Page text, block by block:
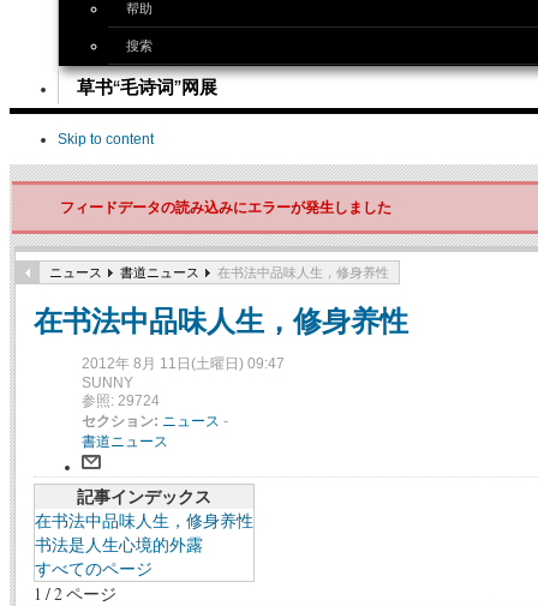
帮助
搜索
草书“毛诗词”网展
Skip to content
フィードデータの読み込みにエラーが発生しました
ニュース 書道ニュース 在书法中品味人生，修身养性
在书法中品味人生，修身养性
2012年 8月 11日(土曜日) 09:47
SUNNY
参照: 29724
セクション: ニュース -
書道ニュース
記事インデックス
在书法中品味人生，修身养性
书法是人生心境的外露
すべてのページ
1 / 2 ページ